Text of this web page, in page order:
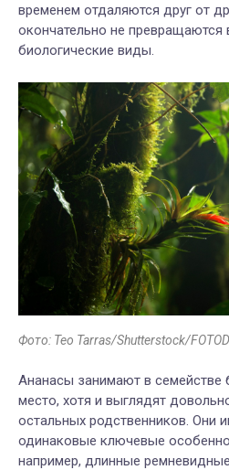
временем отдаляются друг от
окончательно не превращаются
биологические виды.
Фото: Teo Tarras/Shutterstock/
Ананасы занимают в семействе
место, хотя и выглядят
остальных родственников. Они
одинаковые ключевые
например, длинные